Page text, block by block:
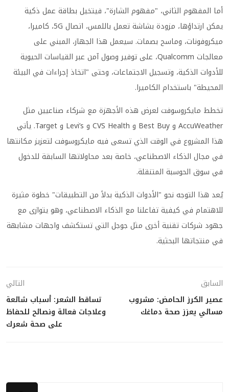
أما المفهوم الثاني، "مفهوم الشارة"، فيتخيل بطاقة عمل ذكية
يمكن ارتداؤها، مزودة بشاشة تعمل باللمس، اتصال 5G، كاميرا،
ميكروفونات، وماسح بصمات. سيعمل هذا الجهاز، المبني على
معالجات Qualcomm، على توفير وصول آمن عبر القياسات الحيوية
للأدوات الذكية، وتسجيل الاجتماعات، وحتى "اتخاذ إجراءات في البيئة
المحيطة" باستخدام الكاميرا.
تخطط مايكروسوفت لعرض هذه الأجهزة مع شركاء صناعيين مثل
AccuWeather و Best Buy و CVS Health و Levi’s و Target. يأتي
هذا المشروع في الوقت الذي تسعى فيه مايكروسوفت لتعزيز مكانتها
في مجال الذكاء الاصطناعي، خاصة بعد محاولاتها السابقة للدخول
في سوق الحوسبة المتنقلة.
يُعد هذا التوجه نحو "الأدوات الذكية بدلاً من التطبيقات" خطوة مثيرة
للاهتمام في كيفية تفاعلنا مع الذكاء الاصطناعي، وهو يتوازى مع
جهود شركات تقنية أخرى مثل جوجل التي تستكشف واجهات مشابهة
في منتجاتها البحثية.
السابق
عصير الكرز الحامض: مشروب
مسائي يعزز صحة دماغك
التالي
تساقط الشعر: أسباب شائعة
وعلاجات فعالة ونصائح للحفاظ
على صحة شعرك